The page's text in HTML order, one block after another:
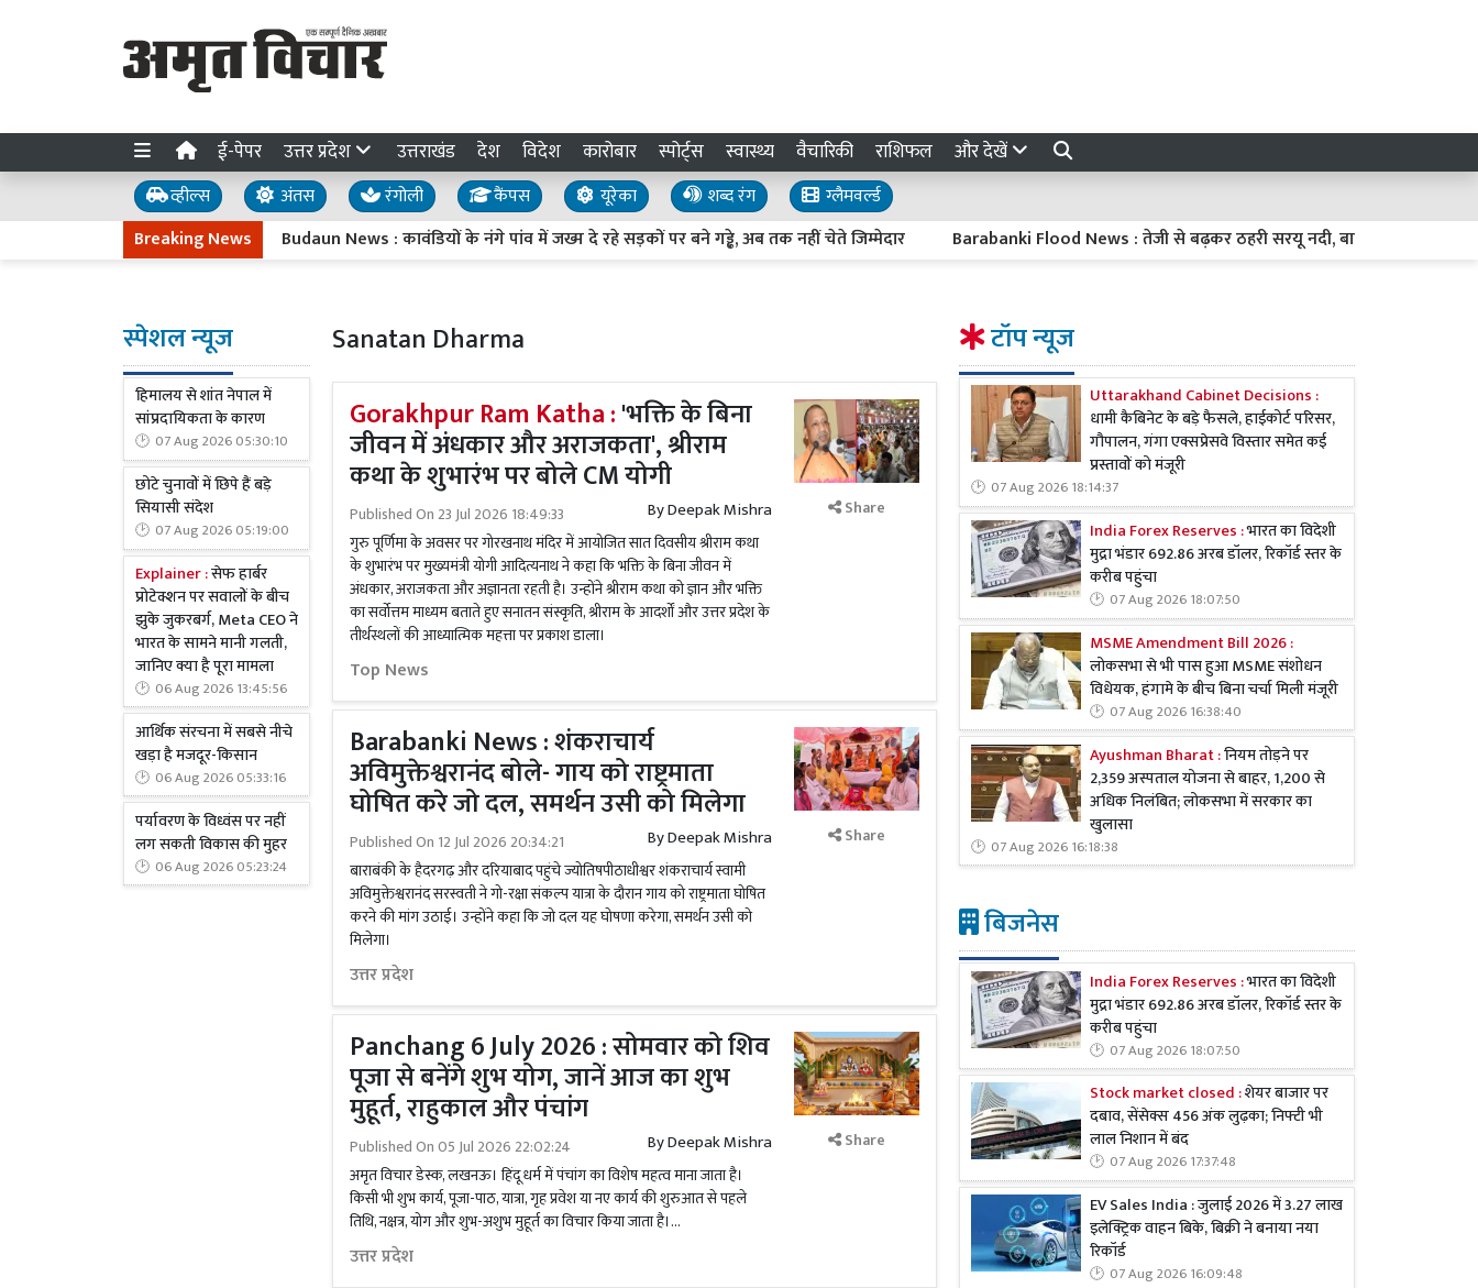
ई-पेपर उत्तर प्रदेश उत्तराखंड देश विदेश कारोबार स्पोर्ट्स स्वास्थ्य वैचारिकी राशिफल और देखें
व्हील्स अंतस रंगोली कैंपस यूरेका शब्द रंग
ग्लैमवर्ल्ड
Breaking NewsBudaun News : कावंडियों के नंगे पांव में जख्म दे रहे सड़कों पर बने गड्ढे, अब तक नहीं चेते जिम्मेदार Barabanki Flood News : तेजी से बढ़कर ठहरी सरयू नदी, बाढ़ प्रभावित गांवों में
स्पेशल न्यूज
हिमालय से शांत नेपाल में
सांप्रदायिकता के कारण
07 Aug 2026 05:30:10
छोटे चुनावों में छिपे हैं बड़े
सियासी संदेश
07 Aug 2026 05:19:00
Explainer :सेफ हार्बर
प्रोटेक्शन पर सवालों के बीच
झुके जुकरबर्ग, Meta CEO ने
भारत के सामने मानी गलती,
जानिए क्या है पूरा मामला
06 Aug 2026 13:45:56
आर्थिक संरचना में सबसे नीचे
खड़ा है मजदूर-किसान
06 Aug 2026 05:33:16
पर्यावरण के विध्वंस पर नहीं
लग सकती विकास की मुहर
06 Aug 2026 05:23:24
Sanatan Dharma
Gorakhpur Ram Katha :'भक्ति के बिना
जीवन में अंधकार और अराजकता', श्रीराम
कथा के शुभारंभ पर बोले CM योगी
Published On 23 Jul 2026 18:49:33 ByDeepak Mishra
गुरु पूर्णिमा के अवसर पर गोरखनाथ मंदिर में आयोजित सात दिवसीय श्रीराम कथा
के शुभारंभ पर मुख्यमंत्री योगी आदित्यनाथ ने कहा कि भक्ति के बिना जीवन में
अंधकार, अराजकता और अज्ञानता रहती है। उन्होंने श्रीराम कथा को ज्ञान और भक्ति
का सर्वोत्तम माध्यम बताते हुए सनातन संस्कृति, श्रीराम के आदर्शों और उत्तर प्रदेश के
तीर्थस्थलों की आध्यात्मिक महत्ता पर प्रकाश डाला।
Top News
Share
Barabanki News : शंकराचार्य
अविमुक्तेश्वरानंद बोले- गाय को राष्ट्रमाता
घोषित करे जो दल, समर्थन उसी को मिलेगा
Published On 12 Jul 2026 20:34:21 ByDeepak Mishra
बाराबंकी के हैदरगढ़ और दरियाबाद पहुंचे ज्योतिषपीठाधीश्वर शंकराचार्य स्वामी
अविमुक्तेश्वरानंद सरस्वती ने गो-रक्षा संकल्प यात्रा के दौरान गाय को राष्ट्रमाता घोषित
करने की मांग उठाई। उन्होंने कहा कि जो दल यह घोषणा करेगा, समर्थन उसी को
मिलेगा।
उत्तर प्रदेश
Share
Panchang 6 July 2026 : सोमवार को शिव
पूजा से बनेंगे शुभ योग, जानें आज का शुभ
मुहूर्त, राहुकाल और पंचांग
Published On05 Jul 2026 22:02:24 ByDeepak Mishra
अमृत विचार डेस्क, लखनऊ। हिंदू धर्म में पंचांग का विशेष महत्व माना जाता है।
किसी भी शुभ कार्य, पूजा-पाठ, यात्रा, गृह प्रवेश या नए कार्य की शुरुआत से पहले
तिथि, नक्षत्र, योग और शुभ-अशुभ मुहूर्त का विचार किया जाता है।...
उत्तर प्रदेश
Share
टॉप न्यूज
Uttarakhand Cabinet Decisions :
धामी कैबिनेट के बड़े फैसले, हाईकोर्ट परिसर,
गौपालन, गंगा एक्सप्रेसवे विस्तार समेत कई
प्रस्तावों को मंजूरी
07 Aug 2026 18:14:37
India Forex Reserves :भारत का विदेशी
मुद्रा भंडार 692.86 अरब डॉलर, रिकॉर्ड स्तर के
करीब पहुंचा
07 Aug 2026 18:07:50
MSME Amendment Bill 2026 :
लोकसभा से भी पास हुआ MSME संशोधन
विधेयक, हंगामे के बीच बिना चर्चा मिली मंजूरी
07 Aug 2026 16:38:40
Ayushman Bharat :नियम तोड़ने पर
2,359 अस्पताल योजना से बाहर, 1,200 से
अधिक निलंबित; लोकसभा में सरकार का
खुलासा
07 Aug 2026 16:18:38
बिजनेस
India Forex Reserves :भारत का विदेशी
मुद्रा भंडार 692.86 अरब डॉलर, रिकॉर्ड स्तर के
करीब पहुंचा
07 Aug 2026 18:07:50
Stock market closed :शेयर बाजार पर
दबाव, सेंसेक्स 456 अंक लुढ़का; निफ्टी भी
लाल निशान में बंद
07 Aug 2026 17:37:48
EV Sales India : जुलाई 2026 में 3.27 लाख
इलेक्ट्रिक वाहन बिके, बिक्री ने बनाया नया
रिकॉर्ड
07 Aug 2026 16:09:48